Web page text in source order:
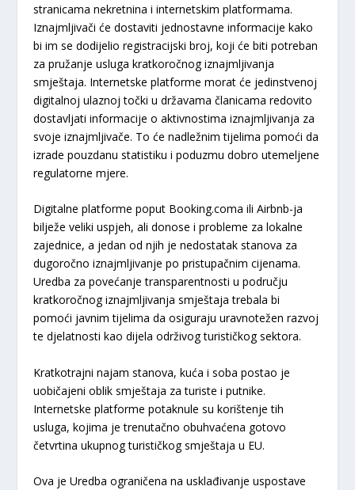
stranicama nekretnina i internetskim platformama.
Iznajmljivači će dostaviti jednostavne informacije kako
bi im se dodijelio registracijski broj, koji će biti potreban
za pružanje usluga kratkoročnog iznajmljivanja
smještaja. Internetske platforme morat će jedinstvenoj
digitalnoj ulaznoj točki u državama članicama redovito
dostavljati informacije o aktivnostima iznajmljivanja za
svoje iznajmljivače. To će nadležnim tijelima pomoći da
izrade pouzdanu statistiku i poduzmu dobro utemeljene
regulatorne mjere.
Digitalne platforme poput Booking.coma ili Airbnb-ja
bilježe veliki uspjeh, ali donose i probleme za lokalne
zajednice, a jedan od njih je nedostatak stanova za
dugoročno iznajmljivanje po pristupačnim cijenama.
Uredba za povećanje transparentnosti u području
kratkoročnog iznajmljivanja smještaja trebala bi
pomoći javnim tijelima da osiguraju uravnotežen razvoj
te djelatnosti kao dijela održivog turističkog sektora.
Kratkotrajni najam stanova, kuća i soba postao je
uobičajeni oblik smještaja za turiste i putnike.
Internetske platforme potaknule su korištenje tih
usluga, kojima je trenutačno obuhvaćena gotovo
četvrtina ukupnog turističkog smještaja u EU.
Ova je Uredba ograničena na usklađivanje uspostave